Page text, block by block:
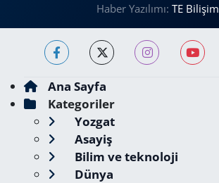
Haber Yazılımı: TE Bilişim
Ana Sayfa
Kategoriler
Yozgat
Asayiş
Bilim ve teknoloji
Dünya